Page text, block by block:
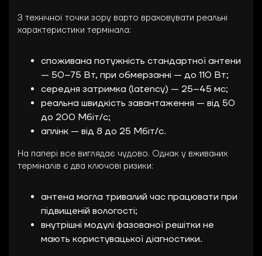
З технічної точки зору варто враховувати реальні
характеристики термінала:
споживана потужність стандартної антени
— 50–75 Вт, при обмерзанні — до 110 Вт;
середня затримка (latency) — 25–45 мс;
реальна швидкість завантаження — від 50
до 200 Мбіт/с;
аплінк — від 8 до 25 Мбіт/с.
На папері все виглядає чудово. Однак у вживаних
терміналів є два ключові ризики:
антена могла тривалий час працювати при
підвищеній вологості;
внутрішні модулі фазованої решітки не
мають користувацької діагностики.